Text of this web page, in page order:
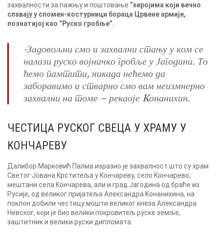
захвалности за пажњу и поштовање “херојима који вечно
спавају у спомен-костурници бораца Црвене армије,
познатијој као “Руско гробље”.
-Задовољни смо и захвални стању у ком се
налази руско војничко гробље у Јагодини. То
ћемо памтити, никада нећемо да
заборавимо и стварно смо вам неизмнерно
захвални на томе – рекаоје Kонанихин.
ЧЕСТИЦА РУСKОГ СВЕЦА У ХРАМУ У
KОНЧАРЕВУ
Далибор Марковић Палма изразио је захвалност што су храм
Светог Јована Kрститеља у Kончареву, село Kончарево,
мештани села Kончарева, али и град Јагодина од браће из
Русије, од великог пријатеља Александра Kонанихина, на
поклон добили честицу мошти великог кнеза Александра
Невског, који је био велики покровитељ руске земље,
заштитник и велики руски дипломата.